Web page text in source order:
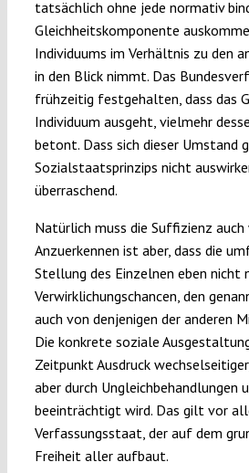
tatsächlich ohne jede normativ
Gleichheitskomponente
Individuums im Verhältnis zu den
in den Blick nimmt. Das
frühzeitig festgehalten, dass das
Individuum ausgeht, vielmehr
betont. Dass sich dieser Umstand
Sozialstaatsprinzips nicht
überraschend.
Natürlich muss die Suffizienz
Anzuerkennen ist aber, dass die
Stellung des Einzelnen eben nicht
Verwirklichungschancen, den
auch von denjenigen der anderen
Die konkrete soziale
Zeitpunkt Ausdruck
aber durch Ungleichbehandlungen
beeinträchtigt wird. Das gilt vor
Verfassungsstaat, der auf dem
Freiheit aller aufbaut.